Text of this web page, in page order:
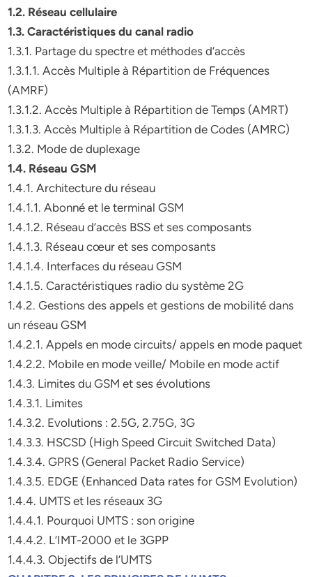
1.2. Réseau cellulaire
1.3. Caractéristiques du canal radio
1.3.1. Partage du spectre et méthodes d’accès
1.3.1.1. Accès Multiple à Répartition de Fréquences
(AMRF)
1.3.1.2. Accès Multiple à Répartition de Temps (AMRT)
1.3.1.3. Accès Multiple à Répartition de Codes (AMRC)
1.3.2. Mode de duplexage
1.4. Réseau GSM
1.4.1. Architecture du réseau
1.4.1.1. Abonné et le terminal GSM
1.4.1.2. Réseau d’accès BSS et ses composants
1.4.1.3. Réseau cœur et ses composants
1.4.1.4. Interfaces du réseau GSM
1.4.1.5. Caractéristiques radio du système 2G
1.4.2. Gestions des appels et gestions de mobilité dans
un réseau GSM
1.4.2.1. Appels en mode circuits/ appels en mode paquet
1.4.2.2. Mobile en mode veille/ Mobile en mode actif
1.4.3. Limites du GSM et ses évolutions
1.4.3.1. Limites
1.4.3.2. Evolutions : 2.5G, 2.75G, 3G
1.4.3.3. HSCSD (High Speed Circuit Switched Data)
1.4.3.4. GPRS (General Packet Radio Service)
1.4.3.5. EDGE (Enhanced Data rates for GSM Evolution)
1.4.4. UMTS et les réseaux 3G
1.4.4.1. Pourquoi UMTS : son origine
1.4.4.2. L’IMT-2000 et le 3GPP
1.4.4.3. Objectifs de l’UMTS